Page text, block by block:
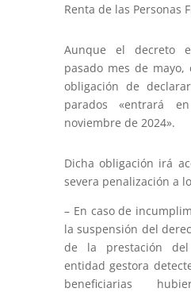
Renta de las Personas
Aunque el decreto
pasado mes de
obligación de
parados «entrará
noviembre de 2024».
Dicha obligación irá
severa penalización a
– En caso de
la suspensión del
de la prestación
entidad gestora
beneficiarias